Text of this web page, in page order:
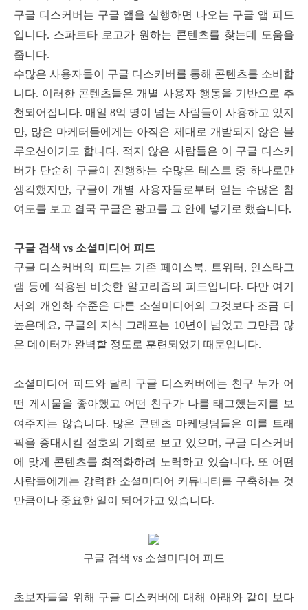
구글 디스커버는 구글 앱을 실행하면 나오는 구글 앱 피드
입니다. 스파트타 로고가 원하는 콘텐츠를 찾는데 도움을
줍니다.
수많은 사용자들이 구글 디스커버를 통해 콘텐츠를 소비합
니다. 이러한 콘텐츠들은 개별 사용자 행동을 기반으로 추
천되어집니다. 매일 8억 명이 넘는 사람들이 사용하고 있지
만, 많은 마케터들에게는 아직은 제대로 개발되지 않은 블
루오션이기도 합니다. 적지 않은 사람들은 이 구글 디스커
버가 단순히 구글이 진행하는 수많은 테스트 중 하나로만
생각했지만, 구글이 개별 사용자들로부터 얻는 수많은 참
여도를 보고 결국 구글은 광고를 그 안에 넣기로 했습니다.
구글 검색 vs 소셜미디어 피드
구글 디스커버의 피드는 기존 페이스북, 트위터, 인스타그
램 등에 적용된 비슷한 알고리즘의 피드입니다. 다만 여기
서의 개인화 수준은 다른 소셜미디어의 그것보다 조금 더
높은데요, 구글의 지식 그래프는 10년이 넘었고 그만큼 많
은 데이터가 완벽할 정도로 훈련되었기 때문입니다.
소셜미디어 피드와 달리 구글 디스커버에는 친구 누가 어
떤 게시물을 좋아했고 어떤 친구가 나를 태그했는지를 보
여주지는 않습니다. 많은 콘텐츠 마케팅팀들은 이를 트래
픽을 증대시킬 절호의 기회로 보고 있으며, 구글 디스커버
에 맞게 콘텐츠를 최적화하려 노력하고 있습니다. 또 어떤
사람들에게는 강력한 소셜미디어 커뮤니티를 구축하는 것
만큼이나 중요한 일이 되어가고 있습니다.
구글 검색 vs 소셜미디어 피드
초보자들을 위해 구글 디스커버에 대해 아래와 같이 보다